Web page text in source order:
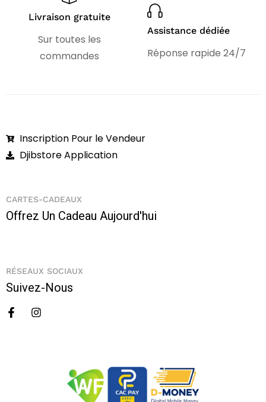
Livraison gratuite
Sur toutes les
commandes
Assistance dédiée
Réponse rapide 24/7
Inscription Pour le Vendeur
Djibstore Application
CARTES-CADEAUX
Offrez Un Cadeau Aujourd'hui
RÉSEAUX SOCIAUX
Suivez-Nous